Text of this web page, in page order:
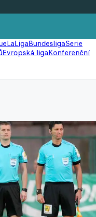
LaLigaBundesligaSerie
Evropská ligaKonferenční